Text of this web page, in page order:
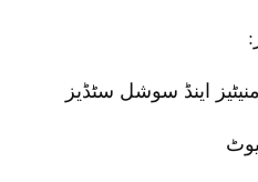
:
اینڈ سوشل سٹڈیز